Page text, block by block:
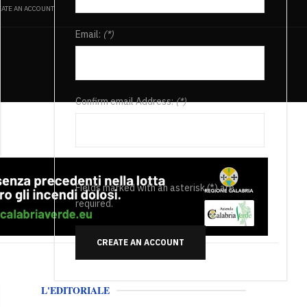
AN ACCOUNT
Email: (*)
Confirm email Address:(*)
Fields marked with an asterisk (*) are
required.
CREATE AN ACCOUNT
L'EDITORIALE